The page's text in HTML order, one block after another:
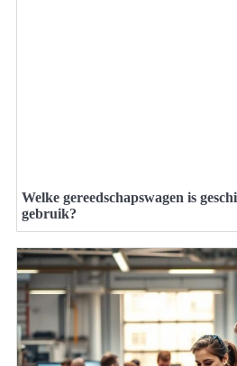
Welke gereedschapswagen is
gebruik?